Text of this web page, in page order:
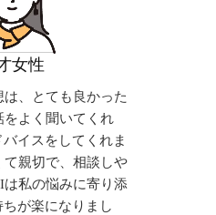
女性
、とても良かった
よく聞いてくれ
イスをしてくれま
て親切で、相談しや
私の悩みに寄り添
が楽になりまし